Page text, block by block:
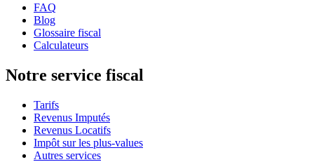
FAQ
Blog
Glossaire fiscal
Calculateurs
Notre service fiscal
Tarifs
Revenus Imputés
Revenus Locatifs
Impôt sur les plus-values
Autres services